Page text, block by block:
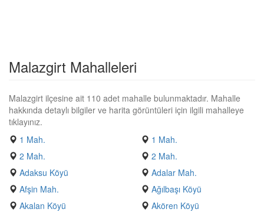
Malazgirt Mahalleleri
Malazgirt ilçesine ait 110 adet mahalle bulunmaktadır. Mahalle
hakkında detaylı bilgiler ve harita görüntüleri için ilgili mahalleye
tıklayınız.
1 Mah.
1 Mah.
2 Mah.
2 Mah.
Adaksu Köyü
Adalar Mah.
Afşin Mah.
Ağılbaşı Köyü
Akalan Köyü
Akören Köyü